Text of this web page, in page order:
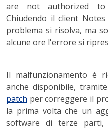
are not authorized
Chiudendo il client
problema si risolva, ma
alcune ore l'errore si
Il malfunzionamento è
anche disponibile,
patch per correggere il
la prima volta che un
software di terze